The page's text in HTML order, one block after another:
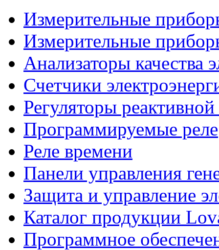
Измерительные
Измерительные
Анализаторы качества
Счетчики
Регуляторы
Программируемые реле
Реле времени
Панели управления
Защита и управление
Каталог продукции
Программное